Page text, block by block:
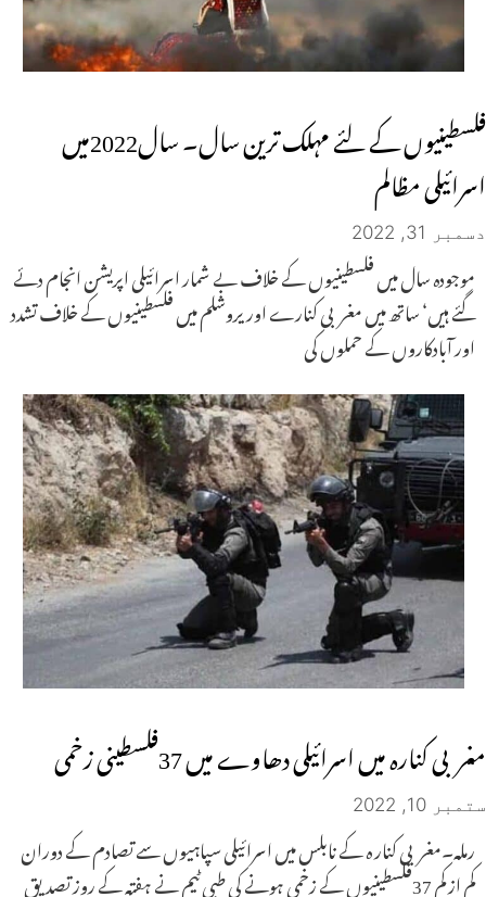
فلسطینیوں کے لئے مہلک ترین سال۔ سال2022میں
اسرائیلی مظالم
دسمبر 31, 2022
موجودہ سال میں فلسطینیوں کے خلاف بے شمار اسرائیلی اپریشن انجام دئے
گئے ہیں‘ ساتھ میں مغربی کنارے اور یروشلم میں فلسطینیوں کے خلاف تشدد
اور آبادکاروں کے حملوں کی
مغربی کنارہ میں اسرائیلی دھاوے میں 37فلسطینی زخمی
ستمبر 10, 2022
رملہ۔مغربی کنار ہ کے نابلس میں اسرائیلی سپاہیوں سے تصادم کے دوران
کم از کم 37فلسطینیوں کے زخمی ہونے کی طبی ٹیم نے ہفتہ کے روز تصدیق